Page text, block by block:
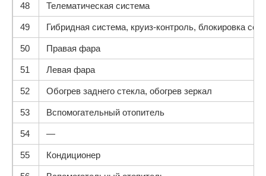
48 Телематическая система
49 Гибридная система, круиз-контроль, блокировка
50 Правая фара
51 Левая фара
52 Обогрев заднего стекла, обогрев зеркал
53 Вспомогательный отопитель
54 —
55 Кондиционер